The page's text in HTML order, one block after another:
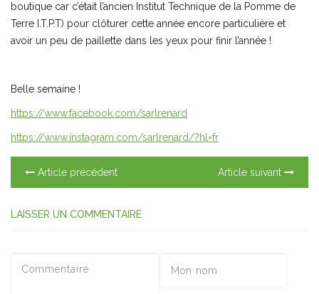
boutique car c’était l’ancien Institut Technique de la Pomme de
Terre I.T.P.T) pour clôturer cette année encore particulière et
avoir un peu de paillette dans les yeux pour finir l’année !
Belle semaine !
https://www.facebook.com/sarlrenard
https://www.instagram.com/sarlrenard/?hl=fr
Article précédent Article suivant
LAISSER UN COMMENTAIRE